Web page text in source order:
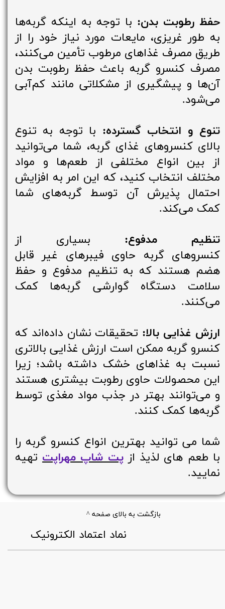
حفظ رطوبت بدن: با توجه به اینکه گربه‌ها
به طور غریزی، مایعات مورد نیاز خود را از
طریق مصرف غذاهای مرطوب تأمین می‌کنند،
مصرف کنسرو گربه باعث حفظ رطوبت بدن
آن‌ها و پیشگیری از مشکلاتی مانند کم‌آبی
می‌شود.
تنوع و انتخاب گسترده: با توجه به تنوع
بالای کنسروهای غذای گربه‌، شما می‌توانید
از بین انواع مختلفی از طعم‌ها و مواد
مختلف انتخاب کنید، که این امر به افزایش
احتمال پذیرش آن توسط گربه‌های شما
کمک می‌کند.
تنظیم مدفوع: بسیاری از
کنسروهای گربه‌ حاوی فیبرهای غیر قابل
هضم هستند که به تنظیم مدفوع و حفظ
سلامت دستگاه گوارشی گربه‌ها کمک
می‌کنند.
ارزش غذایی بالا: تحقیقات نشان داده‌اند که
کنسرو گربه‌ ممکن است ارزش غذایی بالاتری
نسبت به غذاهای خشک داشته باشد؛ زیرا
این محصولات حاوی رطوبت بیشتری هستند
و می‌توانند بهتر در جذب مواد مغذی توسط
گربه‌ها کمک کنند.
شما می توانید بهترین انواع کنسرو گربه را
با طعم های لذیذ ازپت شاپ مهراپتتهیه
نمایید.
بازگشت به بالای صفحه ^
​نماد اعتماد الکترونیک